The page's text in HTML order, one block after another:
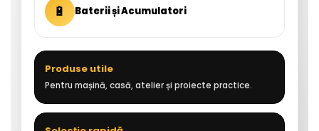
🔋 Baterii și Acumulatori
Produse utile
Pentru mașină, casă, atelier și proiecte practice.